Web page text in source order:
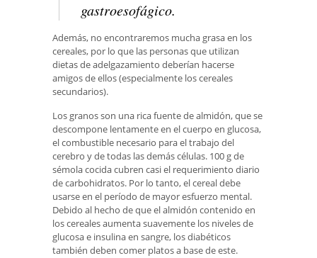
gastroesofágico.
Además, no encontraremos mucha grasa en los
cereales, por lo que las personas que utilizan
dietas de adelgazamiento deberían hacerse
amigos de ellos (especialmente los cereales
secundarios).
Los granos son una rica fuente de almidón, que se
descompone lentamente en el cuerpo en glucosa,
el combustible necesario para el trabajo del
cerebro y de todas las demás células. 100 g de
sémola cocida cubren casi el requerimiento diario
de carbohidratos. Por lo tanto, el cereal debe
usarse en el período de mayor esfuerzo mental.
Debido al hecho de que el almidón contenido en
los cereales aumenta suavemente los niveles de
glucosa e insulina en sangre, los diabéticos
también deben comer platos a base de este.